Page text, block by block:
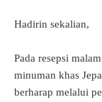
Hadirin sekalian,
Pada resepsi
minuman khas
berharap melalui